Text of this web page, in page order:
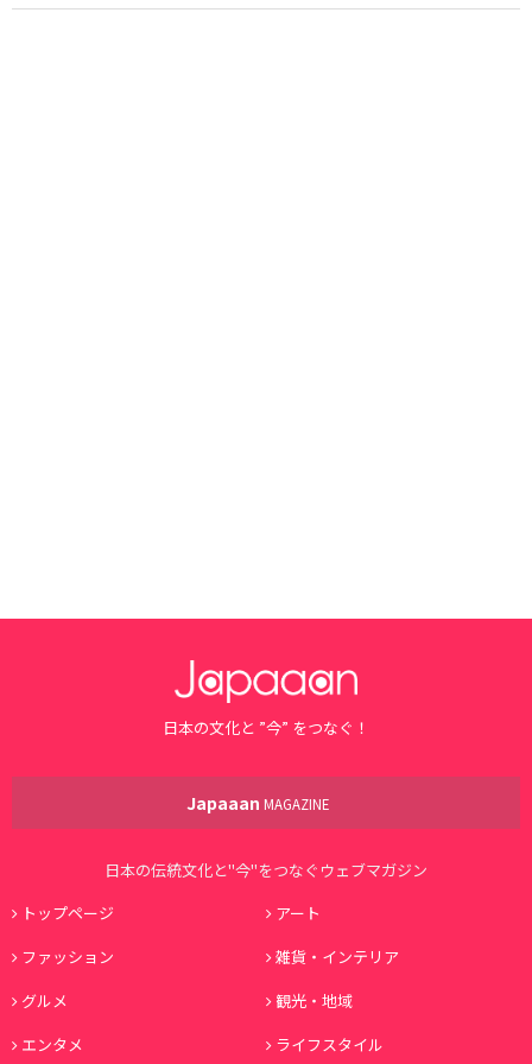
日本の文化と ”今” をつなぐ！
Japaaan MAGAZINE
日本の伝統文化と"今"をつなぐウェブマガジン
トップページ
アート
ファッション
雑貨・インテリア
グルメ
観光・地域
エンタメ
ライフスタイル